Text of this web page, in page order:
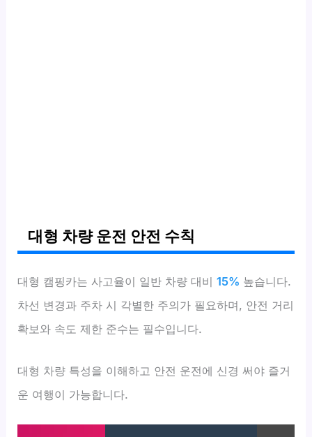
대형 차량 운전 안전 수칙
대형 캠핑카는 사고율이 일반 차량 대비15% 높습니다.
차선 변경과 주차 시 각별한 주의가 필요하며, 안전 거리
확보와 속도 제한 준수는 필수입니다.
대형 차량 특성을 이해하고 안전 운전에 신경 써야 즐거
운 여행이 가능합니다.